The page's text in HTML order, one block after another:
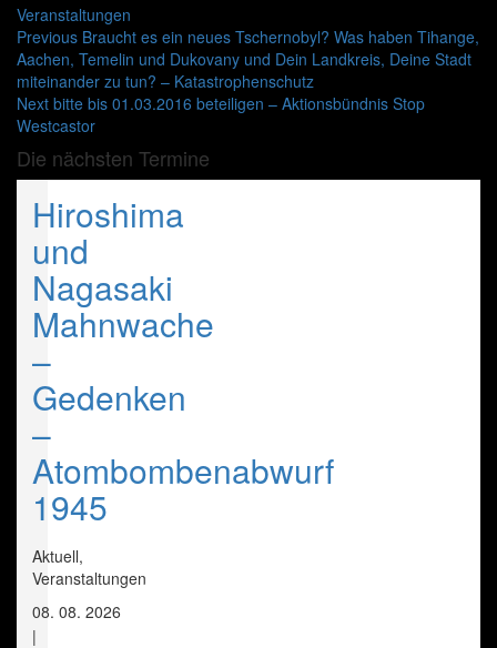
Categories
Veranstaltungen
Post
navigation
PreviousPrevious
post:
Braucht es ein neues Tschernobyl? Was haben Tihange,
Aachen, Temelin und Dukovany und Dein Landkreis, Deine Stadt
miteinander zu tun? – Katastrophenschutz
NextNext
post:
bitte bis 01.03.2016 beteiligen – Aktionsbündnis Stop
Westcastor
Die nächsten Termine
Hiroshima
und
Nagasaki
Mahnwache
–
Gedenken
–
Atombombenabwurf
1945
Aktuell,
Veranstaltungen
08. 08. 2026
|